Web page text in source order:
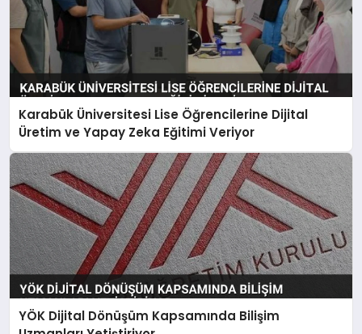
Karabük Üniversitesi Lise Öğrencilerine Dijital
Üretim ve Yapay Zeka Eğitimi Veriyor
YÖK Dijital Dönüşüm Kapsamında Bilişim